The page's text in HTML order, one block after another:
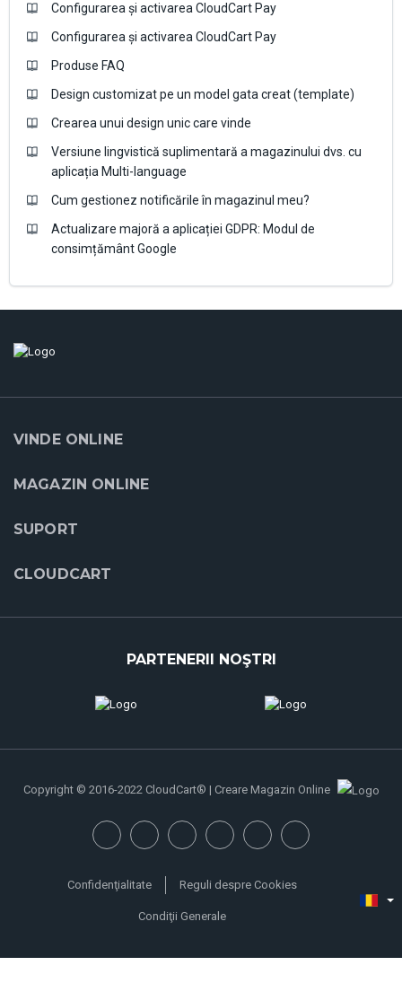
Configurarea și activarea CloudCart Pay
Configurarea și activarea CloudCart Pay
Produse FAQ
Design customizat pe un model gata creat (template)
Crearea unui design unic care vinde
Versiune lingvistică suplimentară a magazinului dvs. cu
aplicația Multi-language
Cum gestionez notificările în magazinul meu?
Actualizare majoră a aplicației GDPR: Modul de
consimțământ Google
VINDE ONLINE
MAGAZIN ONLINE
SUPORT
CLOUDCART
PARTENERII NOŞTRI
Copyright © 2016-2022 CloudCart® | Creare Magazin Online
Confidenţialitate Reguli despre Cookies
Condiţii Generale